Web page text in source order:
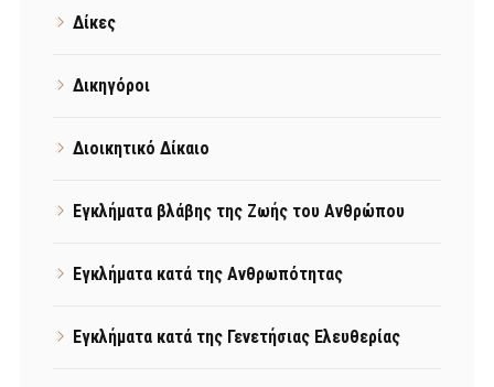
Δίκες
Δικηγόροι
Διοικητικό Δίκαιο
Εγκλήματα βλάβης της Ζωής του Ανθρώπου
Εγκλήματα κατά της Ανθρωπότητας
Εγκλήματα κατά της Γενετήσιας Ελευθερίας